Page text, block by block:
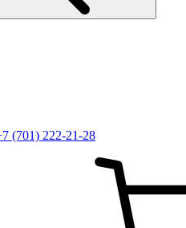
(701) 222-21-28